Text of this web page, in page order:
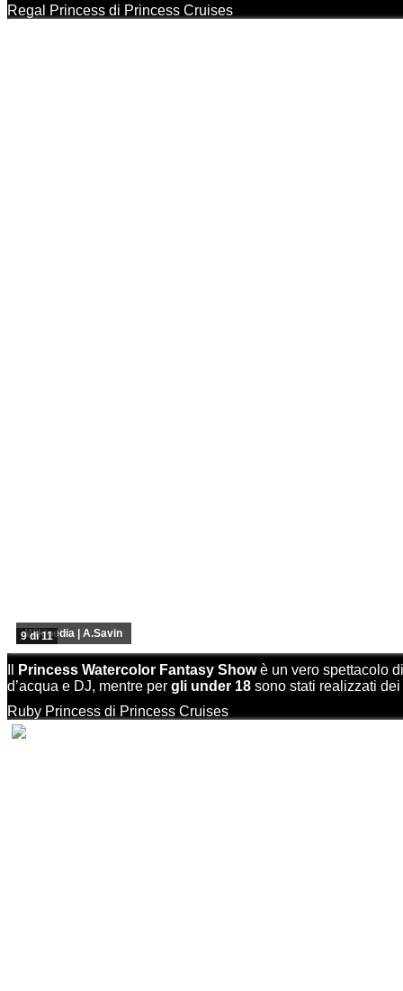
Regal Princess di Princess Cruises
Wikipedia | A.Savin
9 di 11
Princess Watercolor Fantasy Showè un vero spettacolo
d’acqua e DJ, mentre per gli under 18 sono stati realizzati
Ruby Princess di Princess Cruises